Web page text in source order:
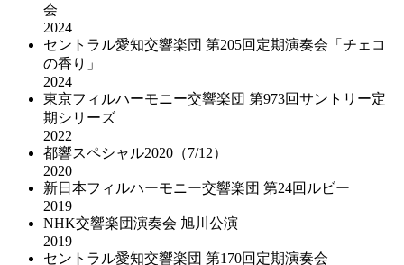
会
2024
セントラル愛知交響楽団 第205回定期演奏会「チェコ
の香り」
2024
東京フィルハーモニー交響楽団 第973回サントリー定
期シリーズ
2022
都響スペシャル2020（7/12）
2020
新日本フィルハーモニー交響楽団 第24回ルビー
2019
NHK交響楽団演奏会 旭川公演
2019
セントラル愛知交響楽団 第170回定期演奏会